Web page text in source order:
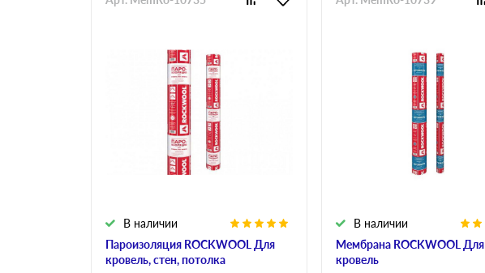
Пароизоляция ROCKWOOL Для
кровель, стен, потолка
В наличии
Мембрана ROCKWOOL Для
кровель
В наличии